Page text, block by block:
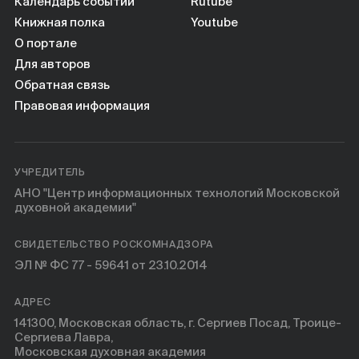
Книжная полка
О портале
Для авторов
Обратная связь
Правовая информация
Youtube
УЧРЕДИТЕЛЬ
АНО "Центр информационных технологий Московской
духовной академии"
СВИДЕТЕЛЬСТВО РОСКОМНАДЗОРА
ЭЛ № ФС 77 - 59641 от 23.10.2014
АДРЕС
141300, Московская область, г. Сергиев Посад, Троице-
Сергиева Лавра,
Московская духовная академия